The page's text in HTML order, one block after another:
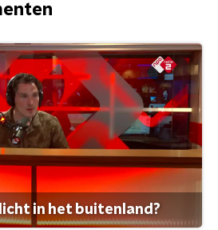
in het buitenland?